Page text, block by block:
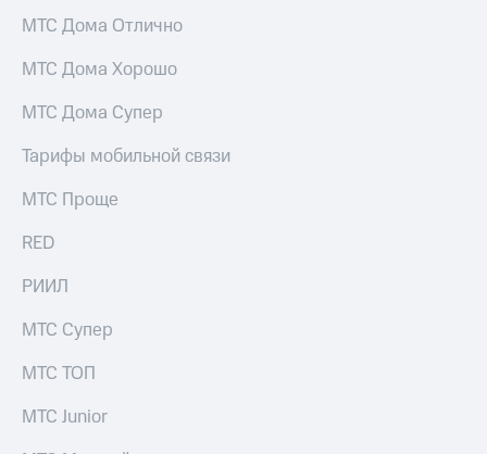
МТС
на гигабайты
интернета,
фильмы,
и многое
другое
на тарифы,
подписки
доступ
безопасности
Всё
рукой
приложении
КИОН
Музыка
МТС Дома Отлично
МТС Дома Хорошо
МТС Дома Супер
Тарифы мобильной связи
МТС Проще
RED
РИИЛ
МТС Супер
МТС ТОП
МТС Junior